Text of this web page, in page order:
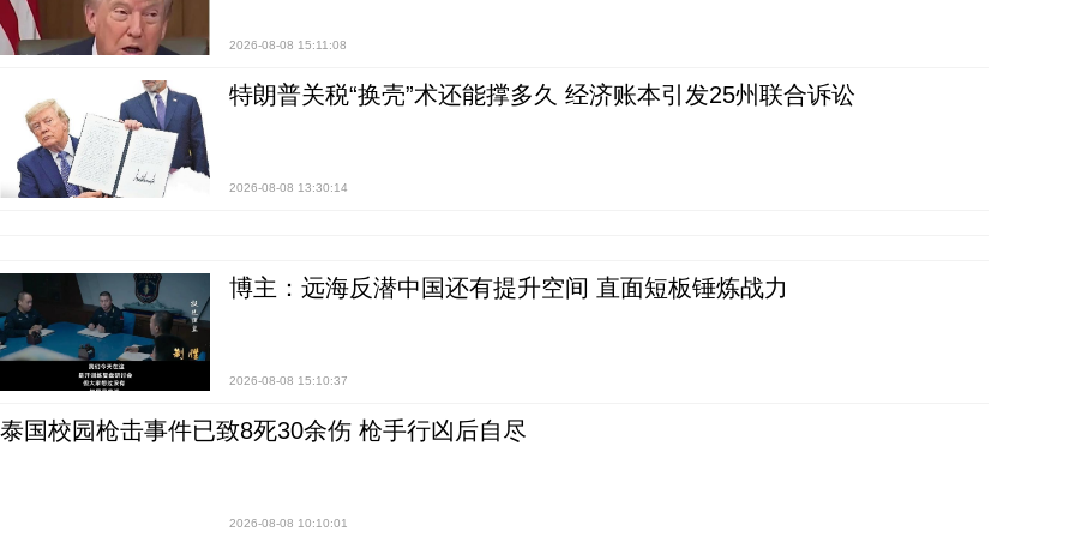
2026-08-08 15:11:08
特朗普关税“换壳”术还能撑多久 经济账本引发25州联合诉讼
2026-08-08 13:30:14
博主：远海反潜中国还有提升空间 直面短板锤炼战力
2026-08-08 15:10:37
泰国校园枪击事件已致8死30余伤 枪手行凶后自尽
2026-08-08 10:10:01